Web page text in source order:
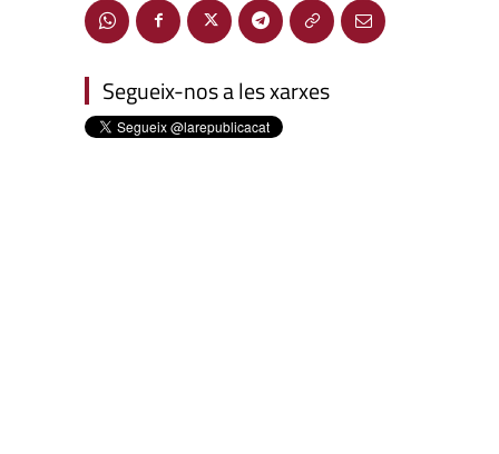
Segueix-nos a les xarxes